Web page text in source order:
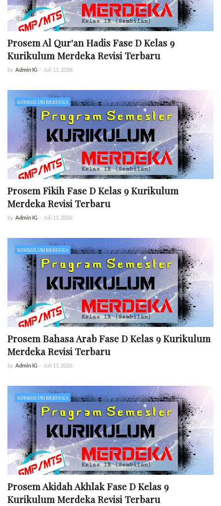
Prosem Al Qur'an Hadis Fase D Kelas 9
Kurikulum Merdeka Revisi Terbaru
by Admin IG - Juli 11, 2026
KURIKULUM MERDEKA
Prosem Fikih Fase D Kelas 9 Kurikulum
Merdeka Revisi Terbaru
by Admin IG - Juli 11, 2026
KURIKULUM MERDEKA
Prosem Bahasa Arab Fase D Kelas 9 Kurikulum
Merdeka Revisi Terbaru
by Admin IG - Juli 11, 2026
KURIKULUM MERDEKA
Prosem Akidah Akhlak Fase D Kelas 9
Kurikulum Merdeka Revisi Terbaru